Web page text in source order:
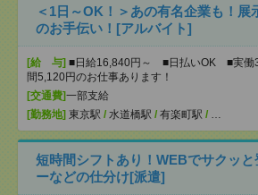
＜1日～OK！＞あの有名企業も！展
のお手伝い！[アルバイト]
[給 与] ■日給16,840円～ ■日払いOK ■実働
間5,120円のお仕事あります！
[交通費]一部支給
[勤務地] 東京駅 / 水道橋駅 / 有楽町駅 / …
短時間シフトあり！WEBでサクッ
ーなどの仕分け[派遣]